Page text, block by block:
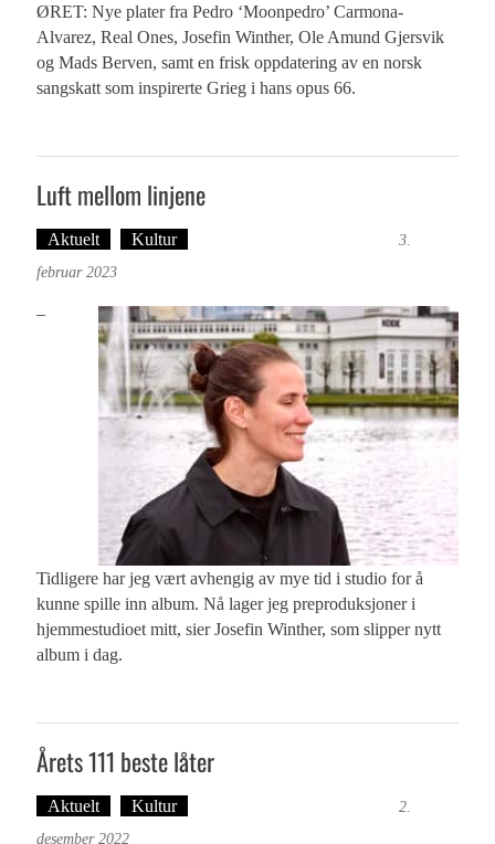
ØRET: Nye plater fra Pedro ‘Moonpedro’ Carmona-
Alvarez, Real Ones, Josefin Winther, Ole Amund Gjersvik
og Mads Berven, samt en frisk oppdatering av en norsk
sangskatt som inspirerte Grieg i hans opus 66.
Luft mellom linjene
Aktuelt Kultur
3.
februar 2023
–
Tidligere har jeg vært avhengig av mye tid i studio for å
kunne spille inn album. Nå lager jeg preproduksjoner i
hjemmestudioet mitt, sier Josefin Winther, som slipper nytt
album i dag.
Årets 111 beste låter
Aktuelt Kultur
2.
desember 2022